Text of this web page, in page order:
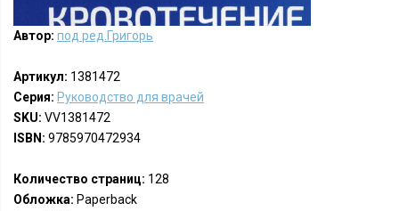
Автор: под ред.Григорь
Артикул: 1381472
Серия: Руководство для врачей
SKU: VV1381472
ISBN: 9785970472934
Количество страниц: 128
Обложка: Paperback